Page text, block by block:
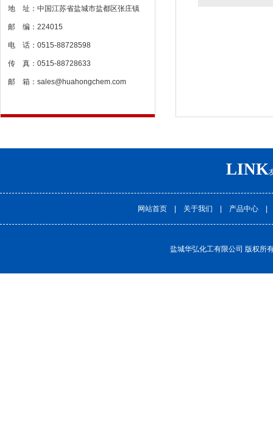
地 址：中国江苏省盐城市盐都区张庄镇
邮 编：224015
电 话：0515-88728598
传 真：0515-88728633
邮 箱： sales@huahongchem.com
LINK
网站首页 | 关于我们 | 产品中心
盐城华弘化工有限公司 版权所